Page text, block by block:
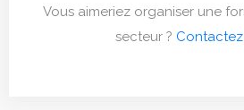
Vous aimeriez organiser une
secteur ?